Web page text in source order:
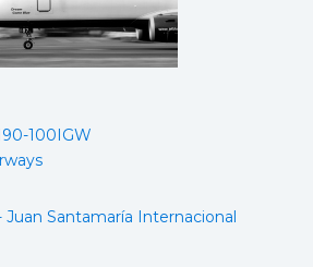
100IGW
Juan Santamaría Internacional